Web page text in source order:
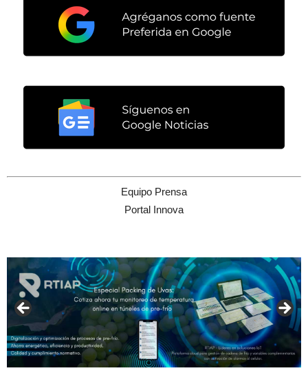
Equipo Prensa
Portal Innova